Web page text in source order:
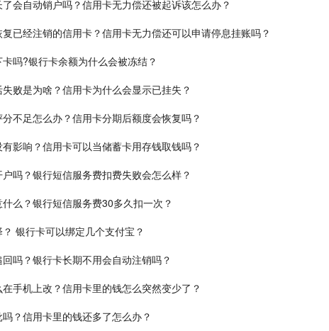
会自动销户吗？信用卡无力偿还被起诉该怎么办？
已经注销的信用卡？信用卡无力偿还可以申请停息挂账吗？
吗?银行卡余额为什么会被冻结？
败是为啥？信用卡为什么会显示已挂失？
不足怎么办？信用卡分期后额度会恢复吗？
影响？信用卡可以当储蓄卡用存钱取钱吗？
吗？银行短信服务费扣费失败会怎么样？
么？银行短信服务费30多久扣一次？
银行卡可以绑定几个支付宝？
吗？银行卡长期不用会自动注销吗？
手机上改？信用卡里的钱怎么突然变少了？
？信用卡里的钱还多了怎么办？